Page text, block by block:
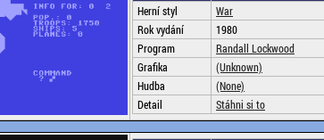
Herní styl
War
Rok vydání
1980
Program
Randall Lockwood
Grafika
(Unknown)
Hudba
(None)
Detail
Stáhni si to